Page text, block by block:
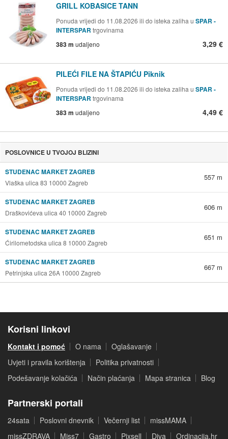
GRILL KOBASICE TANN
Ponuda vrijedi do 11.08.2026 ili do isteka zaliha u SPAR -
INTERSPAR trgovinama
383 m udaljeno 3,29 €
PILEĆI FILE NA ŠTAPIĆU Piknik
Ponuda vrijedi do 11.08.2026 ili do isteka zaliha u SPAR -
INTERSPAR trgovinama
383 m udaljeno 4,49 €
POSLOVNICE U TVOJOJ BLIZINI
STUDENAC MARKET ZAGREB
Vlaška ulica 83 10000 Zagreb
557 m
STUDENAC MARKET ZAGREB
Draškovićeva ulica 40 10000 Zagreb
606 m
STUDENAC MARKET ZAGREB
Ćirilometodska ulica 8 10000 Zagreb
651 m
STUDENAC MARKET ZAGREB
Petrinjska ulica 26A 10000 Zagreb
667 m
Korisni linkovi
Kontakt i pomoć O nama
Oglašavanje
Uvjeti i pravila korištenja
Politika privatnosti
Podešavanje kolačića
Način plaćanja Mapa stranica Blog
Partnerski portali
24sata Poslovni dnevnik Večernji list
missMAMA
missZDRAVA
Miss7 Gastro Pixsell Diva Ordinacija.hr